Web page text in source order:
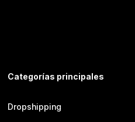
Categorías principales
Dropshipping